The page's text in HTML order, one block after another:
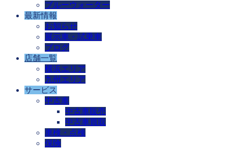
ブルーウォーター
最新情報
お知らせ
展示車・試乗車
ブログ
店舗一覧
横浜エリア
九州エリア
サービス
中古車
中古車販売
中古車買取
車検・点検
保険